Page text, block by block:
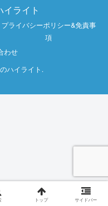
ライト
プライバシーポリシー&免責事
項
わせ
ハイライト.
トップ サイドバー